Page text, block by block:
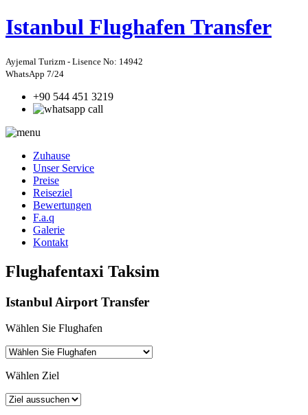
Istanbul Flughafen Transfer
Ayjemal Turizm - Lisence No: 14942
WhatsApp 7/24
+90 544 451 3219
Zuhause
Unser Service
Preise
Reiseziel
Bewertungen
F.a.q
Galerie
Kontakt
Flughafentaxi Taksim
Istanbul Airport Transfer
Wählen Sie Flughafen
Wählen Ziel